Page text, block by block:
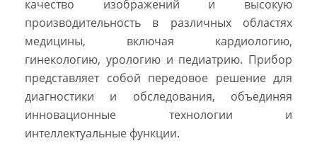
качество изображений и высокую
производительность в различных областях
медицины, включая кардиологию,
гинекологию, урологию и педиатрию. Прибор
представляет собой передовое решение для
диагностики и обследования, объединяя
инновационные технологии и
интеллектуальные функции.